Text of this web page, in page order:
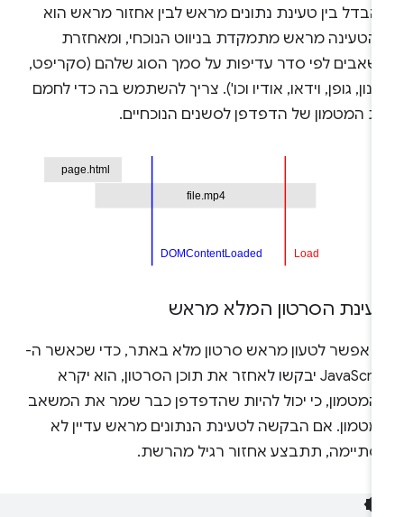
בין טעינת נתונים מראש לבין אחזור מראש הוא
מראש מתמקדת בניווט הנוכחי, ומאחזרת
לפי סדר עדיפות על סמך הסוג שלהם (סקריפט,
גופן, וידאו, אודיו וכו'). צריך להשתמש בה כדי לחמם
המטמון של הדפדפן לסשנים הנוכחיים.
הסרטון המלא מראש
אפשר לטעון מראש סרטון מלא באתר, כדי שכאשר ה-
JavaScript יבקשו לאחזר את תוכן הסרטון, הוא יקרא
כי יכול להיות שהדפדפן כבר שמר את המשאב
אם הבקשה לטעינת הנתונים מראש עדיין לא
תתבצע אחזור רגיל מהרשת.